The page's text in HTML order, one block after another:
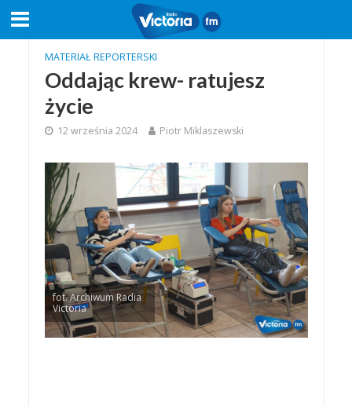
MATERIAŁ REPORTERSKI
Oddając krew- ratujesz
życie
12 września 2024 Piotr Miklaszewski
fot. Archiwum Radia
Victoria